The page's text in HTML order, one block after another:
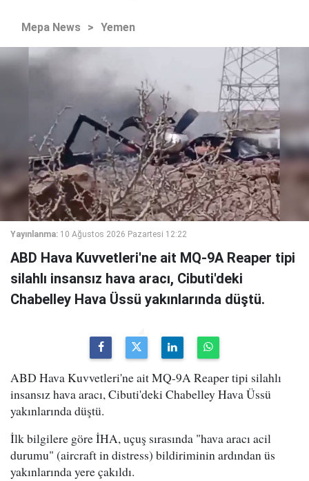
Mepa News > Yemen
Yayınlanma: 10 Ağustos 2026 Pazartesi 12:22
ABD Hava Kuvvetleri'ne ait MQ-9A Reaper tipi
silahlı insansız hava aracı, Cibuti'deki
Chabelley Hava Üssü yakınlarında düştü.
ABD Hava Kuvvetleri'ne ait MQ-9A Reaper tipi silahlı
insansız hava aracı, Cibuti'deki Chabelley Hava Üssü
yakınlarında düştü.
İlk bilgilere göre İHA, uçuş sırasında "hava aracı acil
durumu" (aircraft in distress) bildiriminin ardından üs
yakınlarında yere çakıldı.